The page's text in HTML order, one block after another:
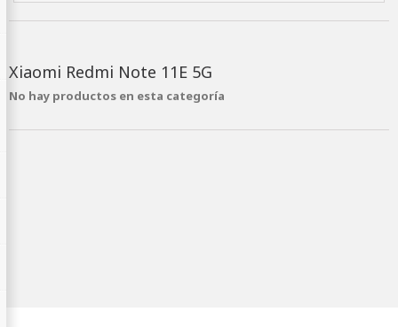
Xiaomi Redmi Note 11E 5G
No hay productos en esta categoría